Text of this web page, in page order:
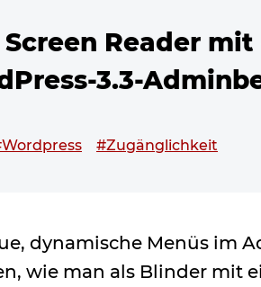
Reader
3.3-
mit#Zugänglichkeit
dynamische Menüs im
wie man als Blinder mit